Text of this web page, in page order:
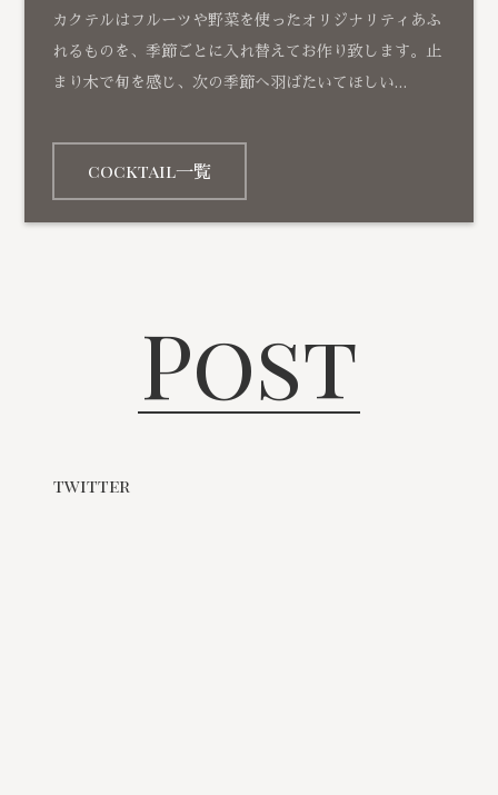
カクテルはフルーツや野菜を使ったオリジナリティあふ
れるものを、季節ごとに入れ替えてお作り致します。止
まり木で旬を感じ、次の季節へ羽ばたいてほしい…
cocktail一覧
Post
twitter